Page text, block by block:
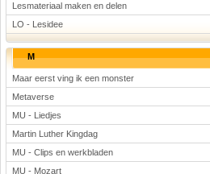
Lesmateriaal maken en delen
LO - Lesidee
M
Maar eerst ving ik een monster
Metaverse
MU - Liedjes
Martin Luther Kingdag
MU - Clips en werkbladen
MU - Mozart